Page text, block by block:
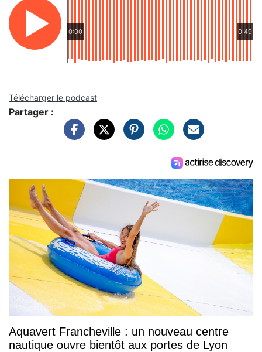
0:00 0:49
Télécharger le podcast
Partager :
Aquavert Francheville : un nouveau centre
nautique ouvre bientôt aux portes de Lyon